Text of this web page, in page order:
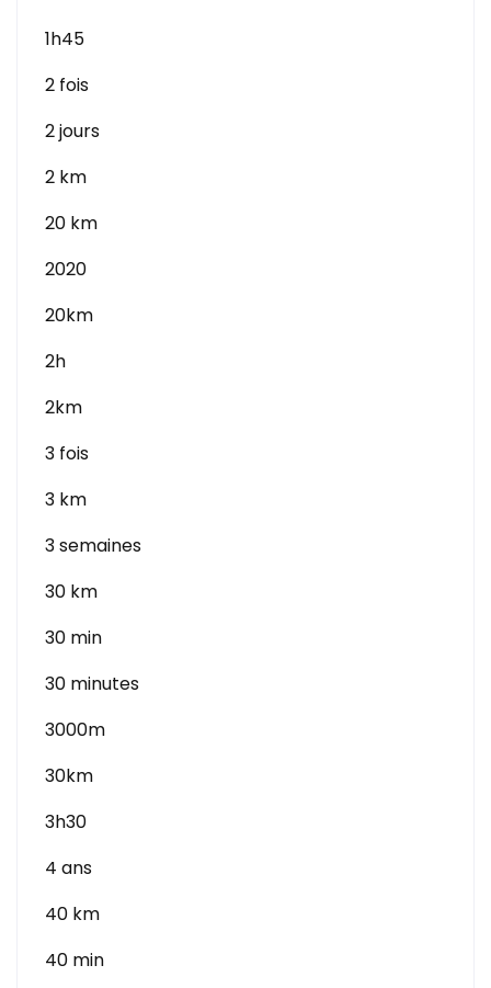
1h45
2 fois
2 jours
2 km
20 km
2020
20km
2h
2km
3 fois
3 km
3 semaines
30 km
30 min
30 minutes
3000m
30km
3h30
4 ans
40 km
40 min